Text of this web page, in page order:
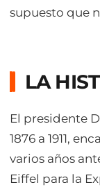
supuesto que
LA
El presidente
1876 a 1911,
varios años
Eiffel para la